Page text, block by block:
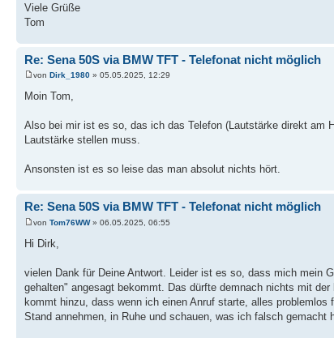
Viele Grüße
Tom
Re: Sena 50S via BMW TFT - Telefonat nicht möglich
von Dirk_1980 » 05.05.2025, 12:29
Moin Tom,
Also bei mir ist es so, das ich das Telefon (Lautstärke direkt am
Lautstärke stellen muss.
Ansonsten ist es so leise das man absolut nichts hört.
Re: Sena 50S via BMW TFT - Telefonat nicht möglich
von Tom76WW» 06.05.2025, 06:55
Hi Dirk,
vielen Dank für Deine Antwort. Leider ist es so, dass mich mein
gehalten" angesagt bekommt. Das dürfte demnach nichts mit
kommt hinzu, dass wenn ich einen Anruf starte, alles
Stand annehmen, in Ruhe und schauen, was ich falsch gemacht